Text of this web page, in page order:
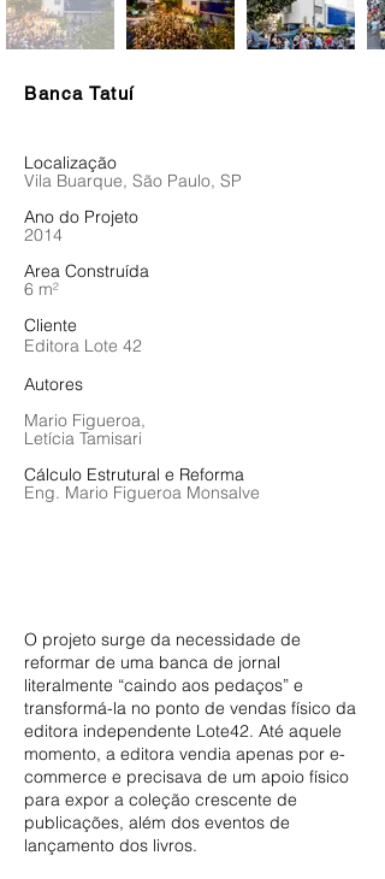
Banca Tatuí
Localização
Vila Buarque, São Paulo, SP
Ano do Projeto
2014
Area Construída
6 m²
Cliente
Editora Lote 42
Autores
Mario Figueroa,
Letícia Tamisari
Cálculo Estrutural e Reforma
Eng. Mario Figueroa Monsalve
O projeto surge da necessidade de
reformar de uma banca de jornal
literalmente “caindo aos pedaços” e
transformá-la no ponto de vendas físico da
editora independente Lote42. Até aquele
momento, a editora vendia apenas por e-
commerce e precisava de um apoio físico
para expor a coleção crescente de
publicações, além dos eventos de
lançamento dos livros.